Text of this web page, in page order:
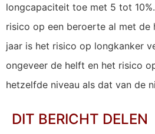
longcapaciteit toe met 5 tot
risico op een beroerte al met de
jaar is het risico op longkanker
ongeveer de helft en het risico
hetzelfde niveau als dat van de
DIT BERICHT DELEN